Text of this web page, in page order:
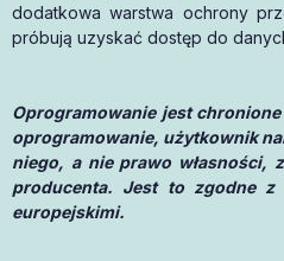
dodatkowa warstwa ochrony
próbują uzyskać dostęp do
Oprogramowanie jest
oprogramowanie, użytkownik
niego, a nie prawo własności,
producenta. Jest to zgodne z
europejskimi.